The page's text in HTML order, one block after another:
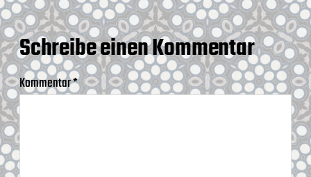
Schreibe einen Kommentar
Kommentar*